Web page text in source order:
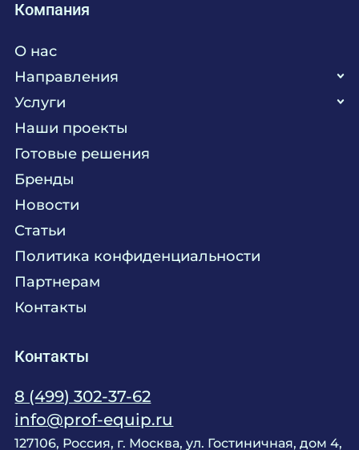
Компания
О нас
Направления
Кухня
Прачечная
Текстиль
Химия
Мебель
Комплексное оснащение
Услуги
Поставка аксессуаров и запасных частей
Сервисное обслуживание
Консалтинг
Технологическое проектирование
Продажа оборудования
Монтажные и пусконаладочные работы
Наши проекты
Готовые решения
Бренды
Новости
Статьи
Политика конфиденциальности
Партнерам
Контакты
Контакты
8 (499) 302-37-62
info@prof-equip.ru
127106, Россия, г. Москва, ул. Гостиничная, дом 4,